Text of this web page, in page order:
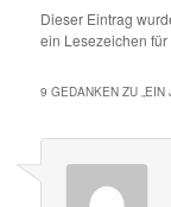
Dieser Eintrag
ein Lesezeichen für
9 GEDANKEN ZU „EIN